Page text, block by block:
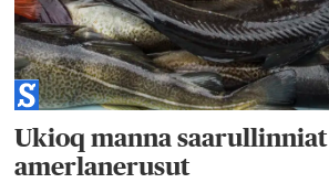
Ukioq manna saarullinniat
amerlanerusut